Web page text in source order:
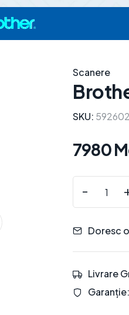
Scanere
SKU:
7980
-
Doresc
Livrare
Garanție: